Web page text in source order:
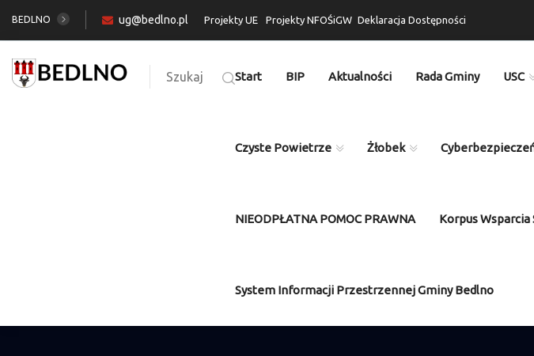
BEDLNO ug@bedlno.pl Projekty UE Projekty NFOŚiGW Deklaracja Dostępności
Szukaj Start BIP Aktualności Rada Gminy USC
Czyste Powietrze Żłobek
NIEODPŁATNA POMOC PRAWNA Korpus
System Informacji Przestrzennej Gminy Bedlno